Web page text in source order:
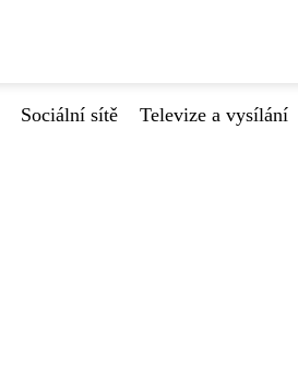
Sociální sítě Televize a vysílání